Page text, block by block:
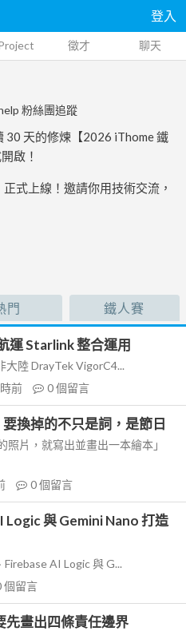
登入
徵才 聊天
粉絲團追蹤
30 天的修煉【2026 iThome 鐵
啟！
式上線！邀請你用技術交流，
門 鐵人賽
運 Starlink 整合運用
大陸 DrayTek VigorC4...
前 0個留言
換掉的不只是詞，是節日
片，就寫出並畫出一本繪本」
0個留言
與 Gemini Nano 打造
AI Logic 與 G...
個留言
先畫出四條責任邊界